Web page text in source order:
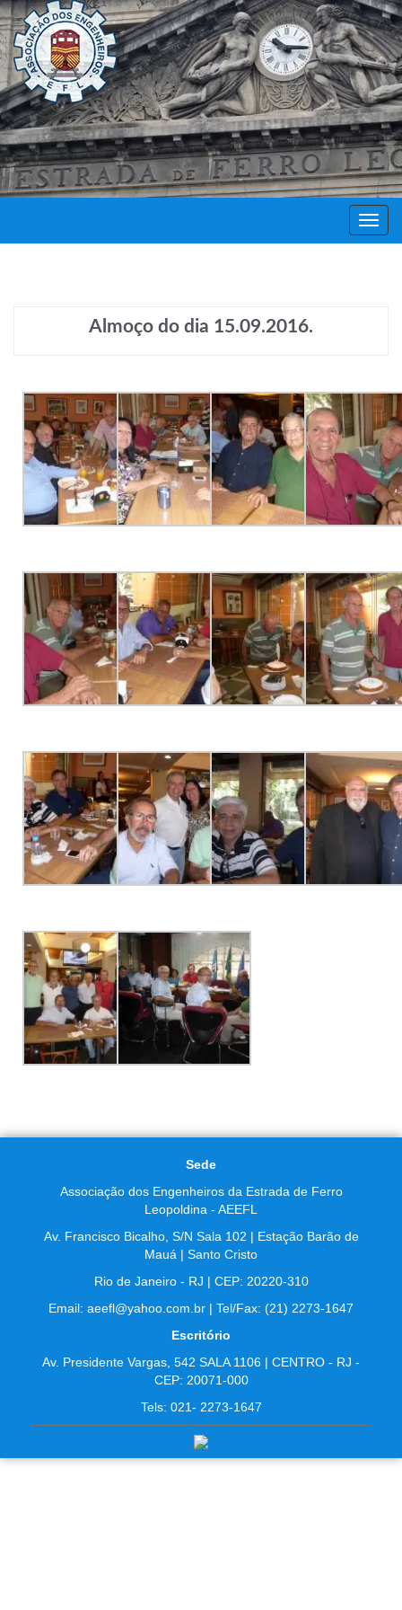
Almoço do dia 15.09.2016.
Sede
Associação dos Engenheiros da Estrada de Ferro
Leopoldina - AEEFL
Av. Francisco Bicalho, S/N Sala 102 | Estação Barão de
Mauá | Santo Cristo
Rio de Janeiro - RJ | CEP: 20220-310
Email: aeefl@yahoo.com.br | Tel/Fax: (21) 2273-1647
Escritório
Av. Presidente Vargas, 542 SALA 1106 | CENTRO - RJ -
CEP: 20071-000
Tels: 021- 2273-1647